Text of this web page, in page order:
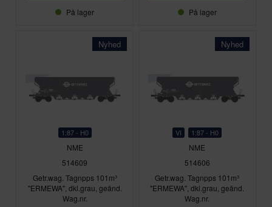
På lager På lager
Nyhed
1:87 - H0
NME
514609
Getr.wag. Tagnpps 101m³
"ERMEWA", dkl.grau, geänd.
Wag.nr.
Nyhed
VI 1:87 - H0
NME
514606
Getr.wag. Tagnpps 101m³
"ERMEWA", dkl.grau, geänd.
Wag.nr.